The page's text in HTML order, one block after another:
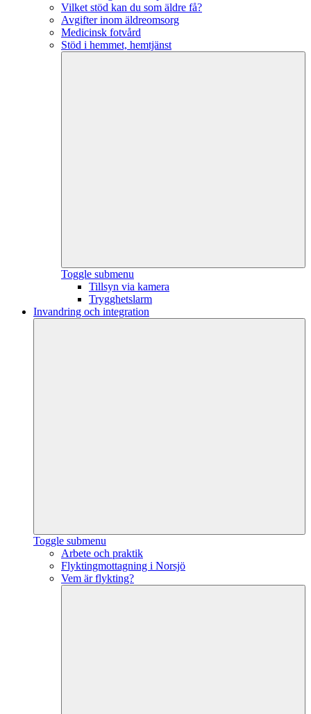
Vilket stöd kan du som äldre få?
Avgifter inom äldreomsorg
Medicinsk fotvård
Stöd i hemmet, hemtjänst
Toggle submenu
Tillsyn via kamera
Trygghetslarm
Invandring och integration
Toggle submenu
Arbete och praktik
Flyktingmottagning i Norsjö
Vem är flykting?